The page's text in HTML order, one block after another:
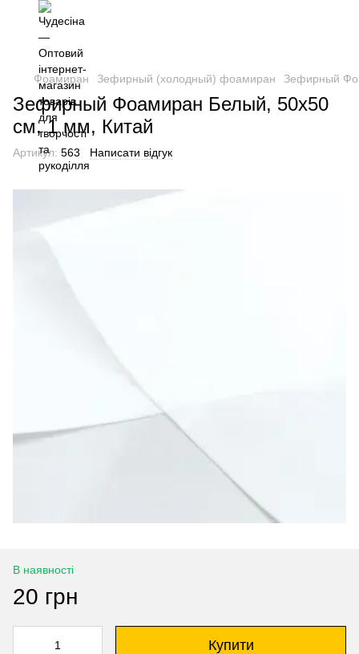
Фоамиран Зефирный (холодный) фоамиран Зефирный
Зефирный Фоамиран Белый, 50x50
см, 1 мм, Китай
Артикул: 563 Написати відгук
В наявності
20 грн
Купити